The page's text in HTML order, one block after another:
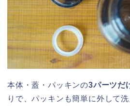
本体・蓋・パッキンの3パーツだ
りで、パッキンも簡単に外して洗